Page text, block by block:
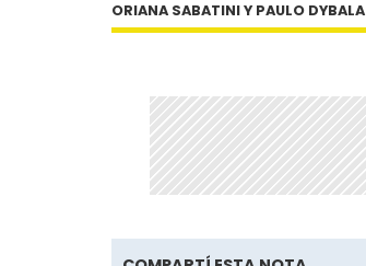
ORIANA SABATINI Y PAULO DYBALA